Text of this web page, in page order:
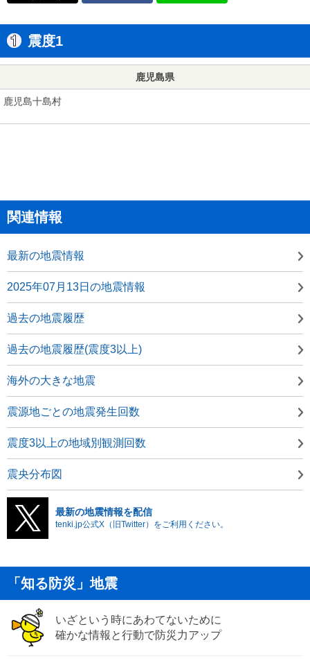
震度1
鹿児島県
鹿児島十島村
関連情報
最新の地震情報
2025年07月13日の地震情報
過去の地震履歴
過去の地震履歴(震度3以上)
海外の大きな地震
震源地ごとの地震発生回数
震度3以上の地域別観測回数
震央分布図
最新の地震情報を配信
tenki.jp公式X（旧Twitter）をご利用ください。
「知る防災」地震
いざという時にあわてないために
確かな情報と行動で防災力アップ